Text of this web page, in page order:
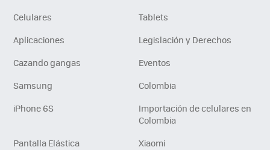
Celulares
Tablets
Aplicaciones
Legislación y Derechos
Cazando gangas
Eventos
Samsung
Colombia
iPhone 6S
Importación de celulares en
Colombia
Pantalla Elástica
Xiaomi